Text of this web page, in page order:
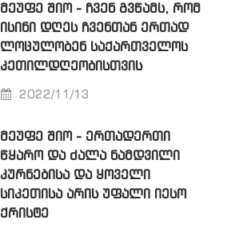
ᲛᲔᲣᲤᲔ ᲨᲘᲝ - ᲩᲕᲔᲜ ᲒᲕᲬᲐᲛᲡ, ᲠᲝᲛ
ᲘᲡᲘᲜᲘ ᲓᲦᲔᲡ ᲩᲕᲔᲜᲗᲐᲜ ᲔᲠᲗᲐᲓ
ᲚᲝᲪᲣᲚᲝᲑᲔᲜ ᲡᲐᲥᲐᲠᲗᲕᲔᲚᲝᲡ
ᲙᲔᲗᲘᲚᲓᲦᲔᲝᲑᲘᲡᲗᲕᲘᲡ
2022/11/13
ᲛᲔᲣᲤᲔ ᲨᲘᲝ - ᲔᲠᲗᲐᲓᲔᲠᲗᲘ
ᲬᲧᲐᲠᲝ ᲓᲐ ᲫᲐᲚᲐ ᲜᲐᲛᲓᲕᲘᲚᲘ
ᲙᲣᲠᲜᲔᲑᲘᲡᲐ ᲓᲐ ᲧᲝᲕᲔᲚᲘ
ᲡᲘᲙᲔᲗᲘᲡᲐ ᲐᲠᲘᲡ ᲣᲤᲐᲚᲘ ᲘᲔᲡᲝ
ᲥᲠᲘᲡᲢᲔ